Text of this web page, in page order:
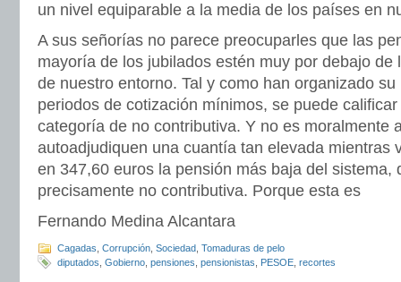
un nivel equiparable a la media de los países en
A sus señorías no parece preocuparles que las
mayoría de los jubilados estén muy por debajo de
de nuestro entorno. Tal y como han organizado
periodos de cotización mínimos, se puede
categoría de no contributiva. Y no es moralmente
autoadjudiquen una cuantía tan elevada mientras
en 347,60 euros la pensión más baja del sistema,
precisamente no contributiva. Porque esta es
Fernando Medina Alcantara
Cagadas Corrupción Sociedad Tomaduras de pelo
diputados Gobierno pensiones pensionistas PESOE recortes